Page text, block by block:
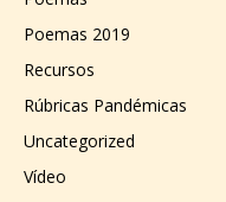
Poemas 2019
Recursos
Rúbricas Pandémicas
Uncategorized
Vídeo